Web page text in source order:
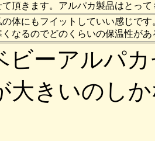
て頂きます。アルパカ製品はとっ
体にもフイットしていい感じで
なるのでどのくらいの保温性が
ビーアルパ
大きいのし